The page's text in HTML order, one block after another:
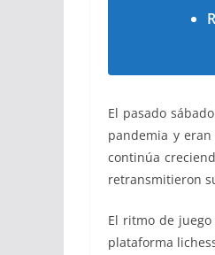
El pasado
pandemia y
continúa
retransmitieron
El ritmo de
plataforma